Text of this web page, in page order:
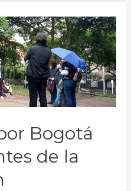
Bogotá
de la